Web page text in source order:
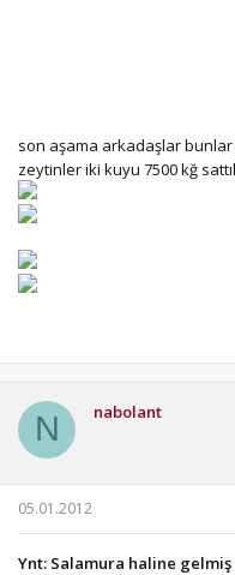
son aşama arkadaşlar
zeytinler iki kuyu 7500 kğ
N nabolant
05.01.2012
Ynt: Salamura haline